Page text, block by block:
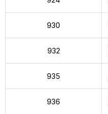
930
932
935
936